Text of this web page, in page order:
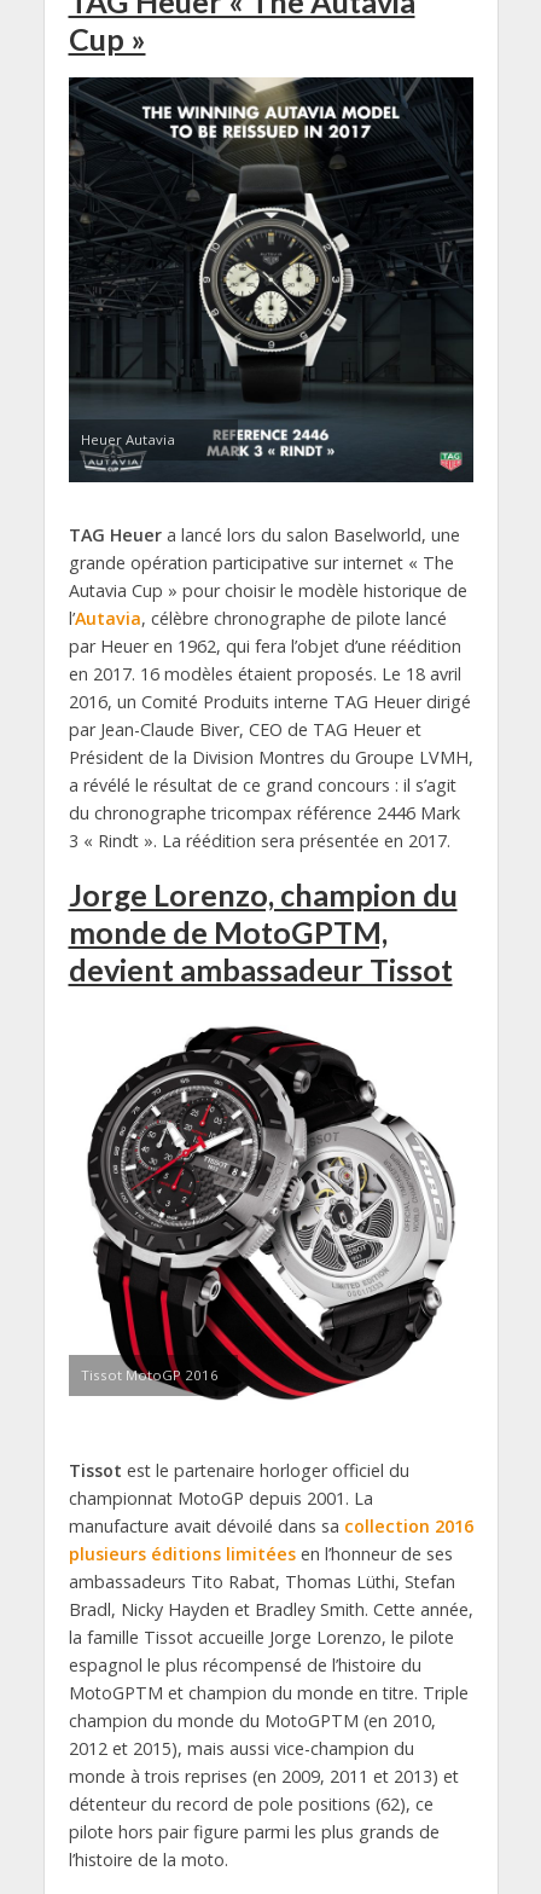
Cup »
Heuer Autavia
TAG Heuera lancé lors du salon Baselworld, une
grande opération participative sur internet « The
Autavia Cup » pour choisir le modèle historique de
l’Autavia, célèbre chronographe de pilote lancé
par Heuer en 1962, qui fera l’objet d’une réédition
en 2017. 16 modèles étaient proposés. Le 18 avril
2016, un Comité Produits interne TAG Heuer dirigé
par Jean-Claude Biver, CEO de TAG Heuer et
Président de la Division Montres du Groupe LVMH,
a révélé le résultat de ce grand concours : il s’agit
du chronographe tricompax référence 2446 Mark
3 « Rindt ». La réédition sera présentée en 2017.
Jorge Lorenzo, champion du
monde de MotoGPTM,
devient ambassadeur Tissot
Tissot MotoGP 2016
Tissot est le partenaire horloger officiel du
championnat MotoGP depuis 2001. La
manufacture avait dévoilé dans sa collection 2016
plusieurs éditions limitéesen l’honneur de ses
ambassadeurs Tito Rabat, Thomas Lüthi, Stefan
Bradl, Nicky Hayden et Bradley Smith. Cette année,
la famille Tissot accueille Jorge Lorenzo, le pilote
espagnol le plus récompensé de l’histoire du
MotoGPTM et champion du monde en titre. Triple
champion du monde du MotoGPTM (en 2010,
2012 et 2015), mais aussi vice-champion du
monde à trois reprises (en 2009, 2011 et 2013) et
détenteur du record de pole positions (62), ce
pilote hors pair figure parmi les plus grands de
l’histoire de la moto.